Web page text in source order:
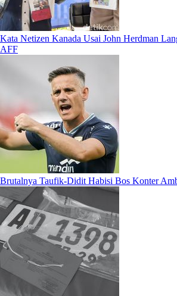
Kata Netizen Kanada Usai John Herdman
AFF
Brutalnya Taufik-Didit Habisi Bos Konter